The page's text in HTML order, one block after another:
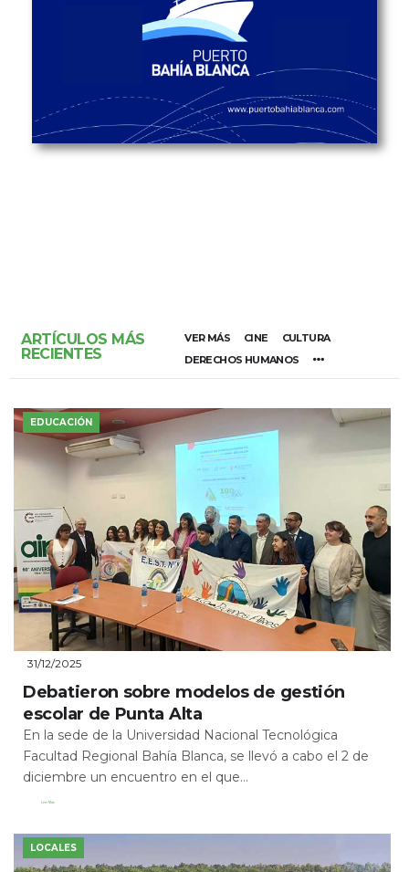
ARTÍCULOS MÁS
RECIENTES
VER MÁS CINE
CULTURA
DERECHOS HUMANOS
EDUCACIÓN
31/12/2025
Debatieron sobre modelos de gestión
escolar de Punta Alta
En la sede de la Universidad Nacional Tecnológica
Facultad Regional Bahía Blanca, se llevó a cabo el 2 de
diciembre un encuentro en el que...
Leer Más
LOCALES